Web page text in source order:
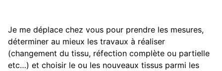
Je me déplace chez vous pour prendre les mesures,
déterminer au mieux les travaux à réaliser
(changement du tissu, réfection complète ou partielle
etc…) et choisir le ou les nouveaux tissus parmi les